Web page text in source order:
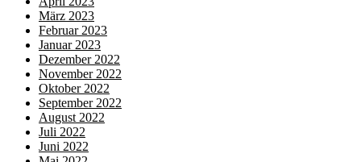
März 2023
Februar 2023
Januar 2023
Dezember 2022
November 2022
Oktober 2022
September 2022
August 2022
Juli 2022
Juni 2022